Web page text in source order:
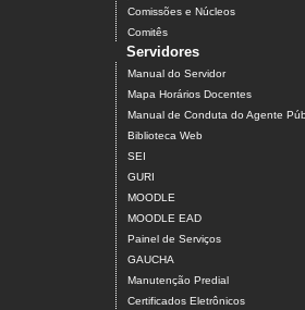
Comissões e Núcleos
Comitês
Servidores
Manual do Servidor
Mapa Horários Docentes
Manual de Conduta do Agente
Biblioteca Web
SEI
GURI
MOODLE
MOODLE EAD
Painel de Serviços
GAUCHA
Manutenção Predial
Certificados Eletrônicos